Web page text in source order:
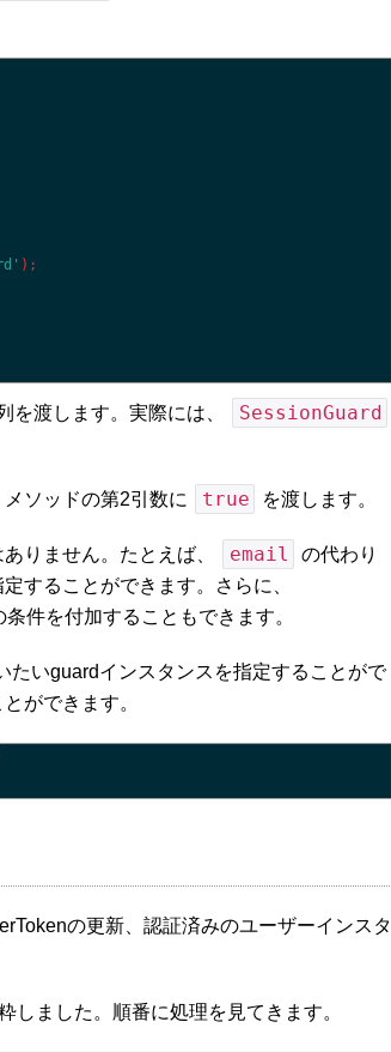
) ;
を渡します。実際には、 SessionGuard
メソッドの第2引数に true を渡します。
りません。たとえば、 email
の代わり
することができます。さらに、
件を付加することもできます。
たいguardインスタンスを指定することがで
ができます。
の更新、認証済みのユーザーインスタ
しました。順番に処理を見てきます。